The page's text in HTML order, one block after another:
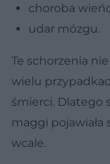
choroba
udar mózgu.
Te schorzenia
wielu
śmierci. Dlatego
maggi pojawiała
wcale.